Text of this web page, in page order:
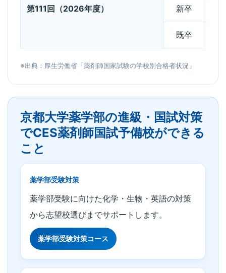
第111回（2026年度） 新卒
既卒
※出典：厚生労働省「薬剤師国家試験の学校別合格者状況」
京都大学薬学部の進級・国試対策
でCES薬剤師国試予備校ができる
こと
薬学部受験対策
薬学部受験に向けた化学・生物・英語の対策
から志望校選びまでサポートします。
薬学部受験対策コース